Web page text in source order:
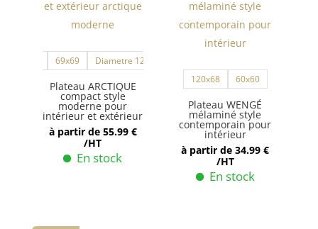
Les
options
être
choisies
sur
la
page
du
variations.
Les
options
être
choisies
sur
la
page
du
69x69 Diametre 120
Plateau ARCTIQUE
compact style
moderne pour
intérieur et extérieur
à partir de 55.99 €
/HT
En stock
120x68 60x60
Plateau WENGÉ
mélaminé style
contemporain pour
intérieur
à partir de34.99€
/HT
En stock